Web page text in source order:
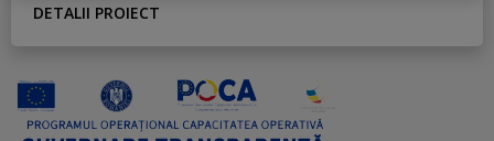
DETALII PROIECT